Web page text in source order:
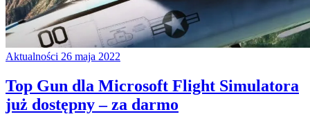
Aktualności 26 maja 2022
Top Gun dla Microsoft Flight Simulatora
już dostępny – za darmo